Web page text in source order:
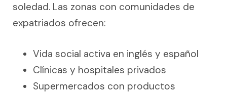
soledad. Las zonas con comunidades de
expatriados ofrecen:
Vida social activa en inglés y español
Clínicas y hospitales privados
Supermercados con productos